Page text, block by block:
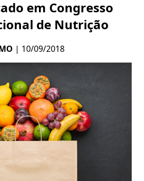
em Congresso
de Nutrição
| 10/09/2018